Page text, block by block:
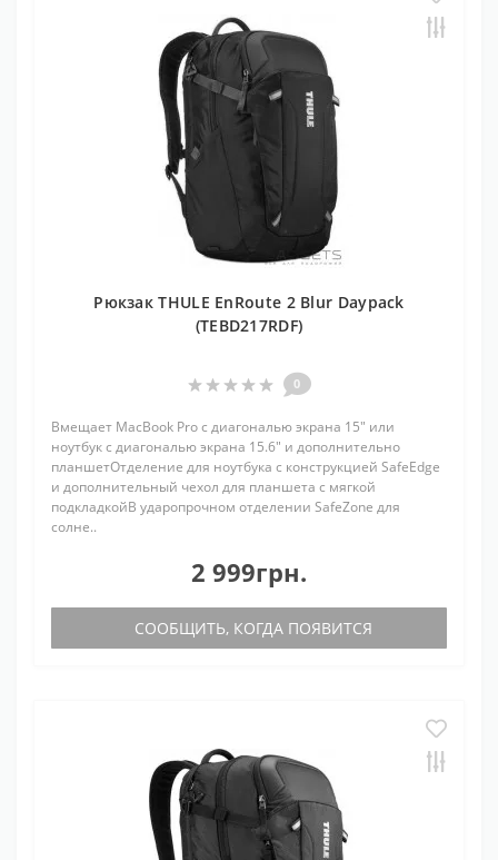
Рюкзак THULE EnRoute 2 Blur Daypack
(TEBD217RDF)
0
Вмещает MacBook Pro с диагональю экрана 15" или
ноутбук с диагональю экрана 15.6" и дополнительно
планшетОтделение для ноутбука с конструкцией SafeEdge
и дополнительный чехол для планшета с мягкой
подкладкойВ ударопрочном отделении SafeZone для
солне..
2 999грн.
СООБЩИТЬ, КОГДА ПОЯВИТСЯ